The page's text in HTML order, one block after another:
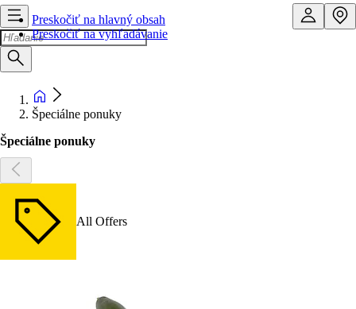
Preskočiť na hlavný obsah
Preskočiť na vyhľadávanie
Špeciálne ponuky
Špeciálne ponuky
All Offers